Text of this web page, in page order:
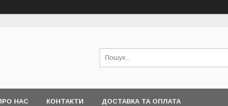
НАС КОНТАКТИ ДОСТАВКА ТА ОПЛАТА